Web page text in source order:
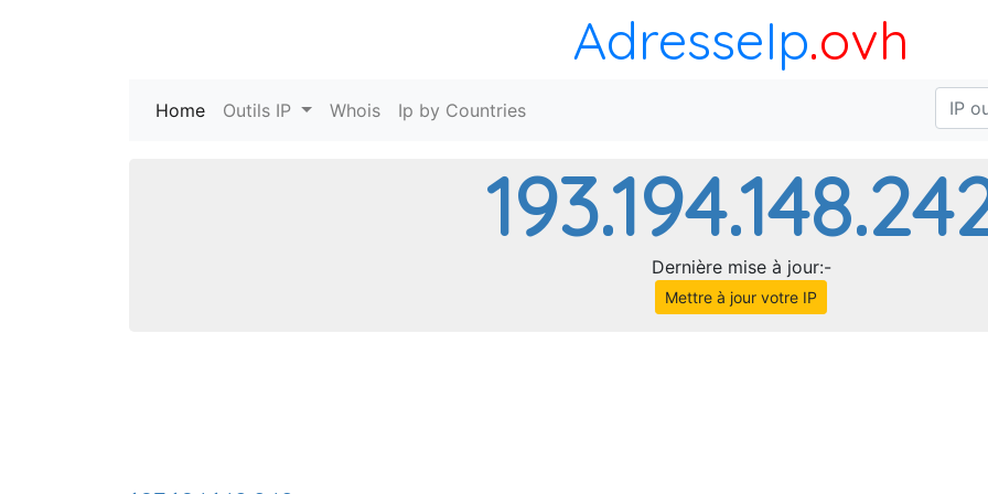
AdresseIp.ovh
Home (current)
Outils IP Whois Ip by Countries
Dernière mise à jour:-
Mettre à jour votre IP